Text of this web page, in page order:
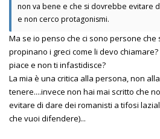
non va bene e che si dovrebbe evitare
e non cerco protagonismi.
Ma se io penso che ci sono persone che
propinano i greci come li devo
piace e non ti infastidisce?
La mia è una critica alla persona, non
tenere....invece non hai mai scritto che
evitare di dare dei romanisti a tifosi
che vuoi difendere)...